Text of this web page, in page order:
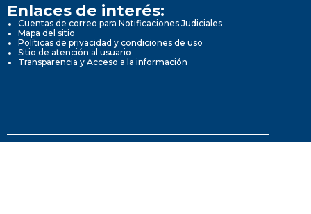
Enlaces de interés:
Cuentas de correo para Notificaciones Judiciales
Mapa del sitio
Políticas de privacidad y condiciones de uso
Sitio de atención al usuario
Transparencia y Acceso a la información